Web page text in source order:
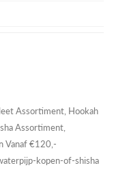
Assortiment, Hookah
Assortiment,
Vanaf €120,-
kopen-of-shisha